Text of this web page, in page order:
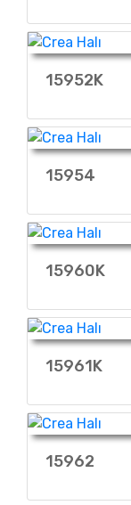
15952K
15954
15960K
15961K
15962